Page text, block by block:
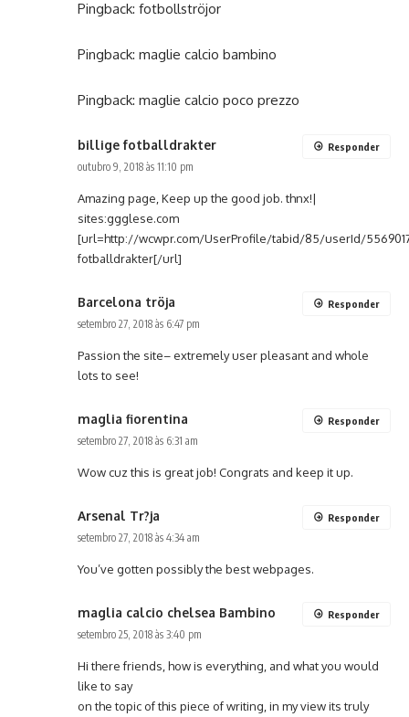
Pingback: fotbollströjor
Pingback: maglie calcio bambino
Pingback: maglie calcio poco prezzo
billige fotballdrakter
outubro 9, 2018 às 11:10 pm
Amazing page, Keep up the good job. thnx!|
sites:ggglese.com
[url=http://wcwpr.com/UserProfile/tabid/85/userId/
fotballdrakter[/url]
Responder
Barcelona tröja
setembro 27, 2018 às 6:47 pm
Passion the site– extremely user pleasant and whole
lots to see!
Responder
maglia fiorentina
setembro 27, 2018 às 6:31 am
Wow cuz this is great job! Congrats and keep it up.
Responder
Arsenal Tr?ja
setembro 27, 2018 às 4:34 am
You’ve gotten possibly the best webpages.
Responder
maglia calcio chelsea Bambino
setembro 25, 2018 às 3:40 pm
Hi there friends, how is everything, and what you would
like to say
on the topic of this piece of writing, in my view its truly
Responder